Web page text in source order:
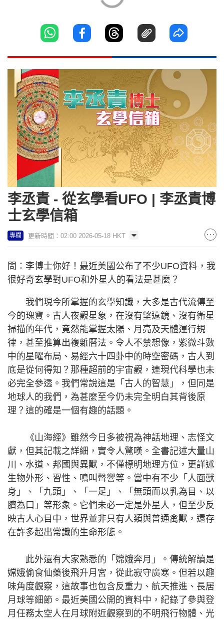
李丞責 - 從玄學看UFO | 李丞責博
士玄學信箱
專欄 更新時間：02:00 2026-05-18 HKT
問：李博士你好！最近美國公布了不少UFO資料，我
很好奇玄學對UFO和外星人的看法是甚麼？
我們現今所掌握的玄學知識，大多是古代流傳至
今的瑰寶。古人夜觀星象，在沒有望遠鏡、沒有衛星
掃描的年代，竟然能掌握太陽、月亮及天體運行規
律，甚至推算出複雜曆法。令人不禁想像，紫微斗數
中的星曜布局、易經六十四卦中的時空密碼，古人到
底是從何得知？那種超前的宇宙觀，連現代科學也未
必完全參透。我們常說這是「古人的智慧」，但同是
地球人的我們，為甚麼至今仍未完全明白其背後原
理？這的確是一個有趣的話題。
《山海經》雖然今日多被視為神話地理、志怪文
獻，但其記載之詳細，實令人驚嘆。全書記述大量山
川、水道、邦國與異獸，不僅標明地理方位，更詳述
生物外形、習性、鳴叫聲響等。當中有不少「人面獸
身」、「九頭」、「一足」、「無頭而以乳為目、以
臍為口」等形象。它們未必一定是外星人，但至少反
映古人心目中，世界並非只有人類與普通禽獸，還存
在許多超出常識的生命形態。
此外還有大家熟悉的「嫦娥奔月」。傳統解讀是
嫦娥偷食仙藥後飛升月宮，從此寂守廣寒。但若以趣
味角度觀察，這故事也包含反重力、航天推進、長居
月球等細節。最近美國公開的資料中，紀錄了參與登
月任務太空人在月球附近觀察到的不明飛行物體、光